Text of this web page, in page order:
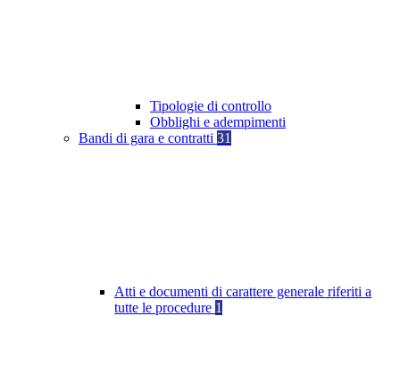
Tipologie di controllo
Obblighi e adempimenti
Bandi di gara e contratti 31
Atti e documenti di carattere generale riferiti a
tutte le procedure 1